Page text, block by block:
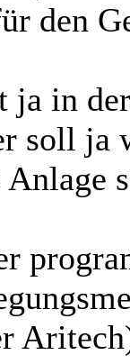
den
ja in
soll
Anlage